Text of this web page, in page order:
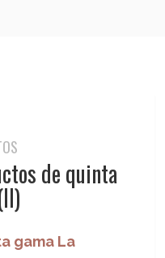
de quinta
gama La